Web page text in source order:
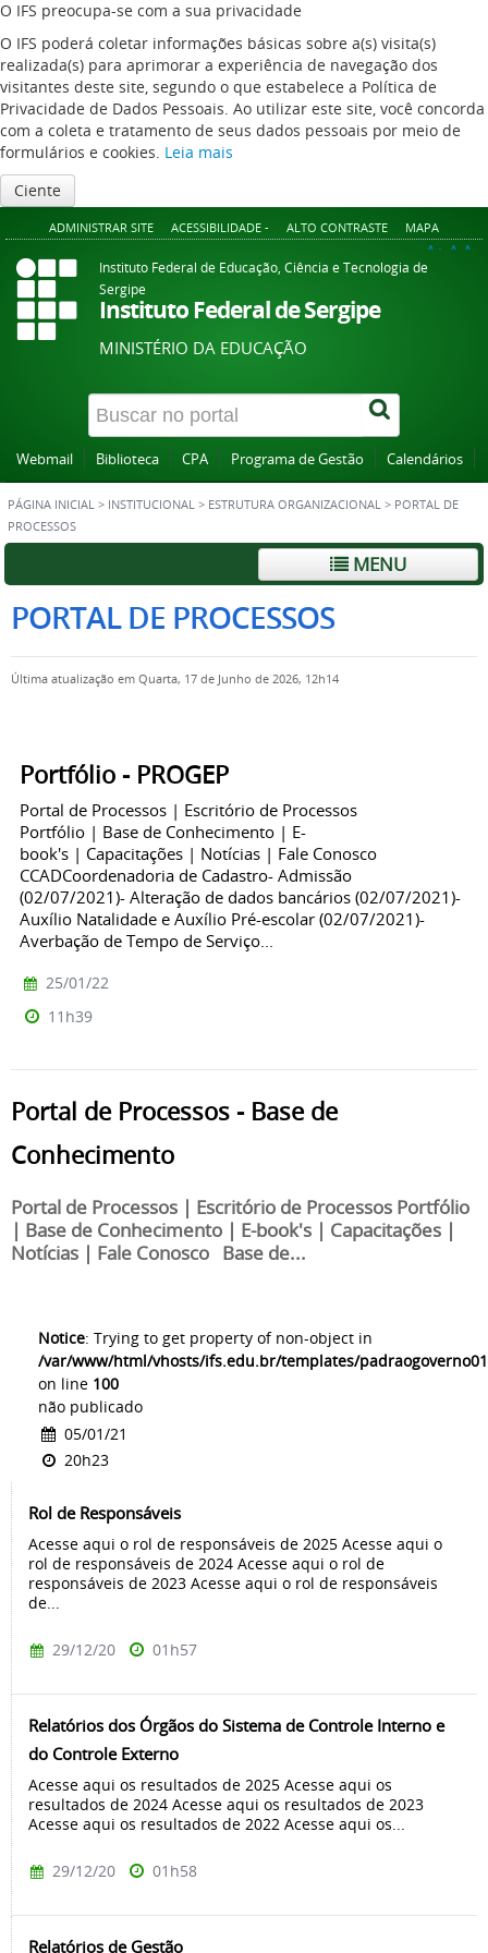
O IFS preocupa-se com a sua privacidade
O IFS poderá coletar informações básicas sobre a(s) visita(s)
realizada(s) para aprimorar a experiência de navegação dos
visitantes deste site, segundo o que estabelece a Política de
Privacidade de Dados Pessoais. Ao utilizar este site, você concorda
com a coleta e tratamento de seus dados pessoais por meio de
formulários e cookies. Leia mais
Ciente
ADMINISTRAR SITE ACESSIBILIDADE - ALTO CONTRASTE MAPA
A+ A A-
Instituto Federal de Educação, Ciência e Tecnologia de
Sergipe
Instituto Federal de Sergipe
MINISTÉRIO DA EDUCAÇÃO
Webmail Biblioteca CPA Programa de Gestão Calendários
PÁGINA INICIAL > INSTITUCIONAL > ESTRUTURA ORGANIZACIONAL > PORTAL DE
PROCESSOS
MENU
PORTAL DE PROCESSOS
Última atualização em Quarta, 17 de Junho de 2026, 12h14
Portfólio - PROGEP
Portal de Processos | Escritório de Processos
Portfólio | Base de Conhecimento | E-
book's | Capacitações | Notícias | Fale Conosco
CCADCoordenadoria de Cadastro- Admissão
(02/07/2021)- Alteração de dados bancários (02/07/2021)-
Auxílio Natalidade e Auxílio Pré-escolar (02/07/2021)-
Averbação de Tempo de Serviço...
25/01/22
11h39
Portal de Processos - Base de
Conhecimento
Portal de Processos | Escritório de Processos Portfólio
| Base de Conhecimento | E-book's | Capacitações |
Notícias | Fale Conosco Base de...
Notice: Trying to get property of non-object in
/var/www/html/vhosts/ifs.edu.br/templates/
on line 100
não publicado
05/01/21
20h23
Rol de Responsáveis
Acesse aqui o rol de responsáveis de 2025 Acesse aqui o
rol de responsáveis de 2024 Acesse aqui o rol de
responsáveis de 2023 Acesse aqui o rol de responsáveis
de...
29/12/20 01h57
Relatórios dos Órgãos do Sistema de Controle Interno e
do Controle Externo
Acesse aqui os resultados de 2025 Acesse aqui os
resultados de 2024 Acesse aqui os resultados de 2023
Acesse aqui os resultados de 2022 Acesse aqui os...
29/12/20 01h58
Relatórios de Gestão